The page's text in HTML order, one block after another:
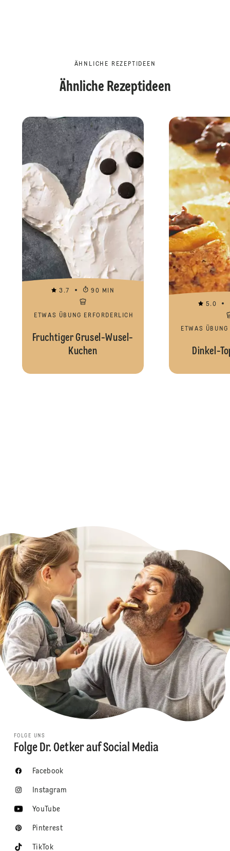
ÄHNLICHE REZEPTIDEEN
Ähnliche Rezeptideen
3.7 90 MIN
ETWAS ÜBUNG ERFORDERLICH
Fruchtiger Grusel-Wusel-
Kuchen
5.0
ETWAS
Dinkel-
FOLGE UNS
Folge Dr. Oetker auf Social Media
Facebook
Instagram
YouTube
Pinterest
TikTok